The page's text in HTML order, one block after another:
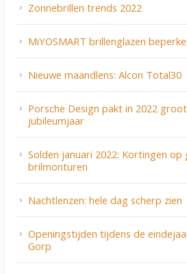
Zonnebrillen trends 2022
MiYOSMART brillenglazen
Nieuwe maandlens: Alcon Total30
Porsche Design pakt in 2022
jubileumjaar
Solden januari 2022: Kortingen op
brilmonturen
Nachtlenzen: hele dag scherp zien
Openingstijden tijdens de
Gorp